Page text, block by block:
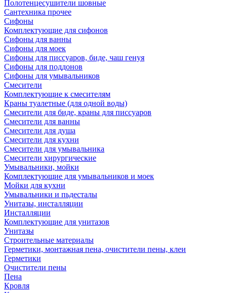
Полотенцесушители шовные
Сантехника прочее
Сифоны
Комплектующие для сифонов
Сифоны для ванны
Сифоны для моек
Сифоны для писсуаров, биде, чаш генуя
Сифоны для поддонов
Сифоны для умывальников
Смесители
Комплектующие к смесителям
Краны туалетные (для одной воды)
Смесители для биде, краны для писсуаров
Смесители для ванны
Смесители для душа
Смесители для кухни
Смесители для умывальника
Смесители хирургические
Умывальники, мойки
Комплектующие для умывальников и моек
Мойки для кухни
Умывальники и пьдесталы
Унитазы, инсталляции
Инсталляции
Комплектующие для унитазов
Унитазы
Строительные материалы
Герметики, монтажная пена, очистители пены, клеи
Герметики
Очистители пены
Пена
Кровля